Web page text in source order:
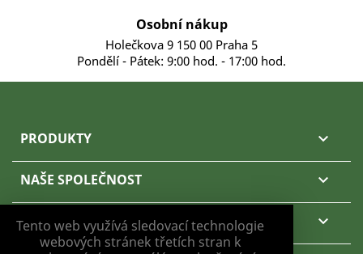
Osobní nákup
Holečkova 9 150 00 Praha 5
Pondělí - Pátek: 9:00 hod. - 17:00 hod.
PRODUKTY 
NAŠE SPOLEČNOST 
VÁŠ ÚČET 
Tento web využívá sledovací technologie
webových stránek třetích stran k